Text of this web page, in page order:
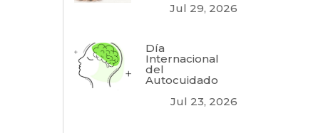
Jul 29, 2026
Día
Internacional
del
Autocuidado
Jul 23, 2026